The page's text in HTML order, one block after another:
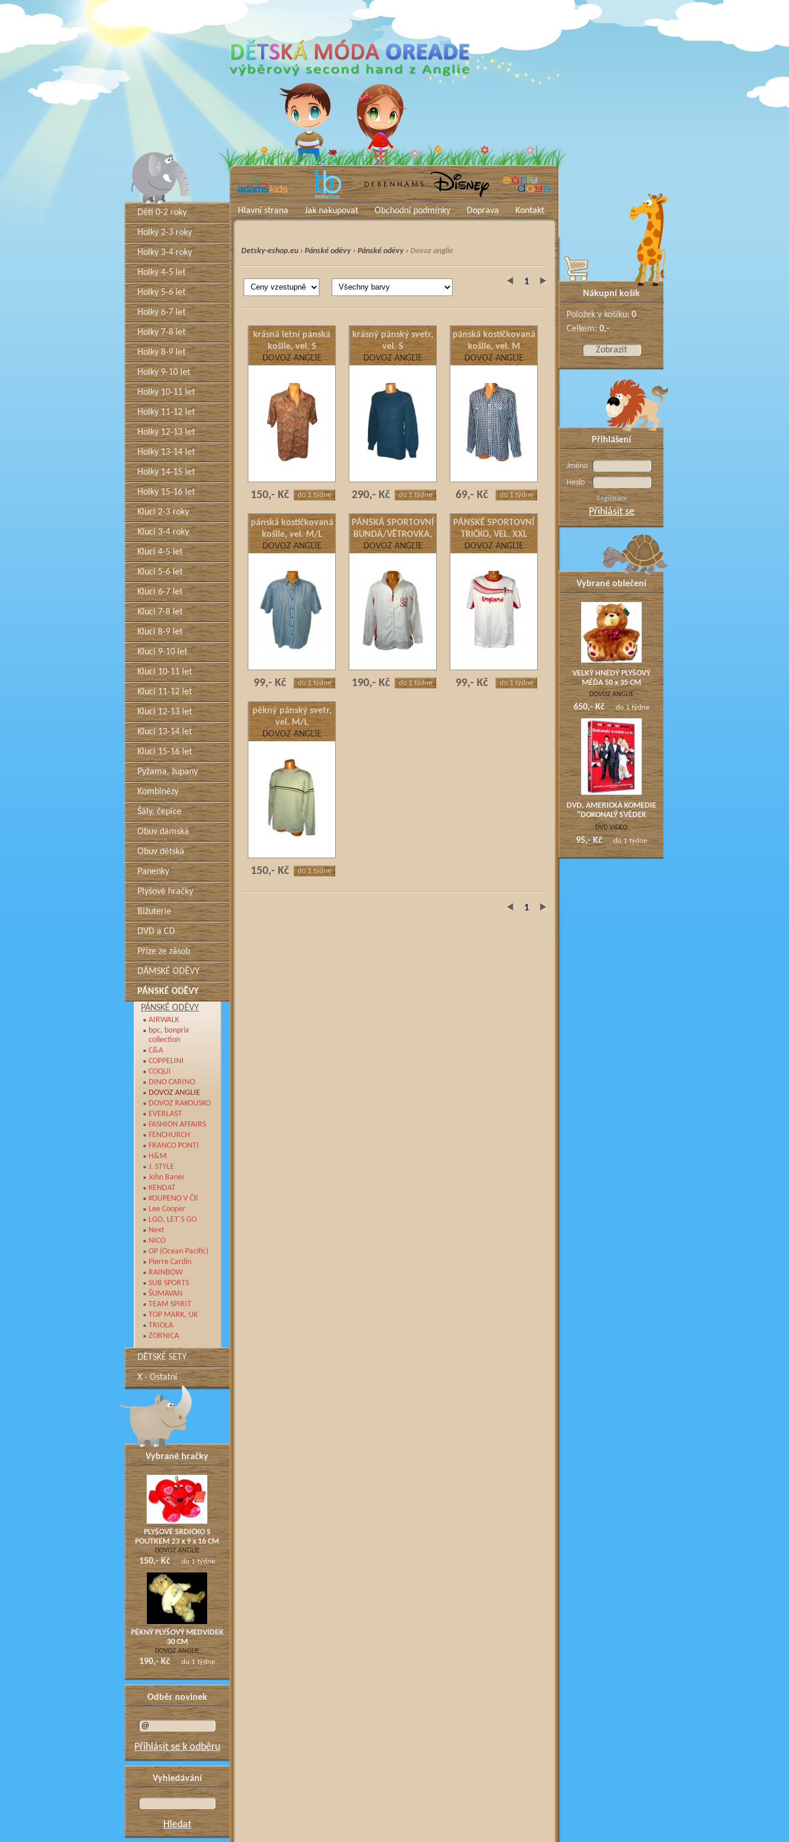
Detsky-eshop.eu › Pánské oděvy › Pánské oděvy › Dovoz anglie
1
krásná letní pánská
košile, vel. S
DOVOZ ANGLIE
150,- Kč do 1 týdne
krásný pánský svetr,
vel. S
DOVOZ ANGLIE
290,- Kč do 1 týdne
pánská kostičkovaná
košile, vel. M
DOVOZ ANGLIE
69,- Kč do 1 týdne
pánská kostičkovaná
košile, vel. M/L
DOVOZ ANGLIE
99,- Kč do 1 týdne
PÁNSKÁ SPORTOVNÍ
BUNDA/VĚTROVKA,
VEL. M
DOVOZ ANGLIE
190,- Kč do 1 týdne
PÁNSKÉ SPORTOVNÍ
TRIČKO, VEL. XXL
DOVOZ ANGLIE
99,- Kč do 1 týdne
pěkný pánský svetr,
vel. M/L
DOVOZ ANGLIE
150,- Kč do 1 týdne
1
Děti 0-2 roky
Holky 2-3 roky
Holky 3-4 roky
Holky 4-5 let
Holky 5-6 let
Holky 6-7 let
Holky 7-8 let
Holky 8-9 let
Holky 9-10 let
Holky 10-11 let
Holky 11-12 let
Holky 12-13 let
Holky 13-14 let
Holky 14-15 let
Holky 15-16 let
Kluci 2-3 roky
Kluci 3-4 roky
Kluci 4-5 let
Kluci 5-6 let
Kluci 6-7 let
Kluci 7-8 let
Kluci 8-9 let
Kluci 9-10 let
Kluci 10-11 let
Kluci 11-12 let
Kluci 12-13 let
Kluci 13-14 let
Kluci 15-16 let
Pyžama, župany
Kombinézy
Šály, čepice
Obuv dámská
Obuv dětská
Panenky
Plyšové hračky
Bižuterie
DVD a CD
Příze ze zásob
DÁMSKÉ ODĚVY
PÁNSKÉ ODĚVY
PÁNSKÉ ODĚVY
AIRWALK
bpc, bonprix
collection
C&A
COPPELINI
COQUI
DINO CARINO
DOVOZ ANGLIE
DOVOZ RAKOUSKO
EVERLAST
FASHION AFFAIRS
FENCHURCH
FRANCO PONTI
H&M
J. STYLE
John Baner
KENDAT
KOUPENO V ČR
Lee Cooper
LGO, LET´S GO
Next
NICO
OP (Ocean Pacific)
Pierre Cardin
RAINBOW
SUB SPORTS
ŠUMAVAN
TEAM SPIRIT
TOP MARK, UK
TRIOLA
ZORNICA
DĚTSKÉ SETY
X - Ostatní
Vybrané hračky
PLYŠOVÉ SRDÍČKO S
POUTKEM 23 x 9 x 16 CM
DOVOZ ANGLIE
150,- Kč do 1 týdne
PĚKNÝ PLYŠOVÝ MEDVÍDEK
30 CM
DOVOZ ANGLIE
190,- Kč do 1 týdne
Odběr novinek
Přihlásit se k odběru
Vyhledávání
Hledat
Nákupní košík
Položek v košíku:0
Celkem:0,-
Zobrazit
Přihlášení
Jméno
Heslo
Registrace
Přihlásit se
Vybrané oblečení
VELKÝ HNĚDÝ PLYŠOVÝ
MÉĎA 50 x 35 CM
DOVOZ ANGLIE
650,- Kč do 1 týdne
DVD, AMERICKÁ KOMEDIE
"DOKONALÝ SVĚDEK
s.r.o."
DVD VIDEO
95,- Kč do 1 týdne
Hlavní strana Jak nakupovat Obchodní podmínky Doprava Kontakt